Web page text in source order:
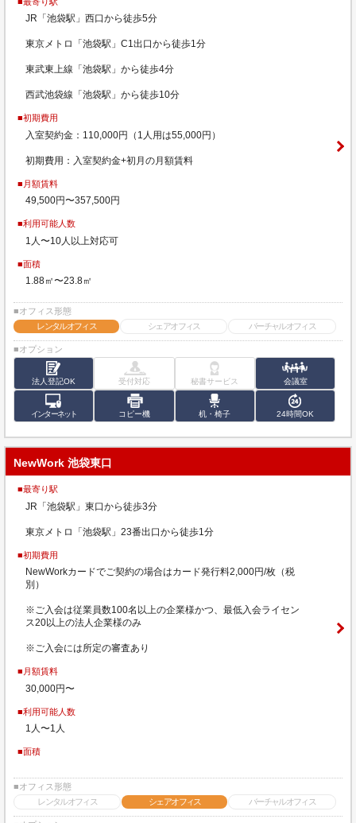
JR「池袋駅」西口から徒歩5分
東京メトロ「池袋駅」C1出口から徒歩1分
東武東上線「池袋駅」から徒歩4分
西武池袋線「池袋駅」から徒歩10分
■初期費用
入室契約金：110,000円（1人用は55,000円）
初期費用：入室契約金+初月の月額賃料
■月額賃料
49,500円〜357,500円
■利用可能人数
1人〜10人以上対応可
■面積
1.88㎡〜23.8㎡
■オフィス形態
レンタルオフィス
シェアオフィス バーチャルオフィス
■オプション
法人登記OK 受付対応 秘書サービス 会議室
インターネット コピー機 机・椅子 24時間OK
NewWork 池袋東口
■最寄り駅
JR「池袋駅」東口から徒歩3分
東京メトロ「池袋駅」23番出口から徒歩1分
■初期費用
NewWorkカードでご契約の場合はカード発行料2,000円/枚（税
別）
※ご入会は従業員数100名以上の企業様かつ、最低入会ライセン
ス20以上の法人企業様のみ
※ご入会には所定の審査あり
■月額賃料
30,000円〜
■利用可能人数
1人〜1人
■面積
■オフィス形態
レンタルオフィス
シェアオフィス バーチャルオフィス